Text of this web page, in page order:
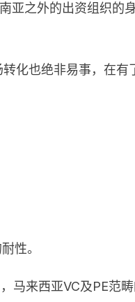
亚之外的出资组织的
化也绝非易事，在有
性。
马来西亚VC及PE范